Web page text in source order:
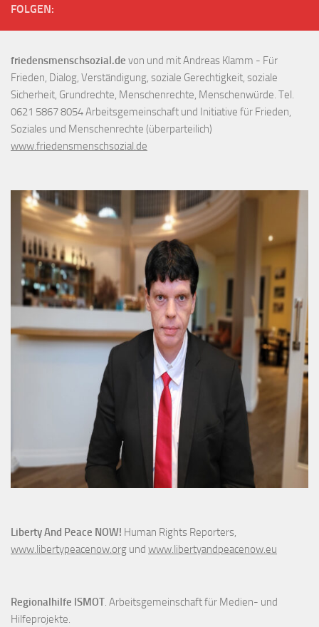
FOLGEN:
friedensmenschsozial.de von und mit Andreas Klamm - Für
Frieden, Dialog, Verständigung, soziale Gerechtigkeit, soziale
Sicherheit, Grundrechte, Menschenrechte, Menschenwürde. Tel.
0621 5867 8054 Arbeitsgemeinschaft und Initiative für Frieden,
Soziales und Menschenrechte (überparteilich)
www.friedensmenschsozial.de
Liberty And Peace NOW! Human Rights Reporters,
www.libertypeacenow.org und www.libertyandpeacenow.eu
Regionalhilfe ISMOT. Arbeitsgemeinschaft für Medien- und
Hilfeprojekte.